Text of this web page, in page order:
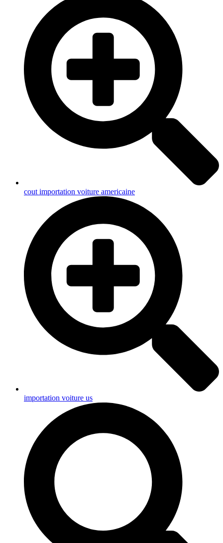
cout importation voiture americaine
importation voiture us